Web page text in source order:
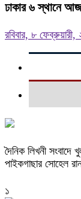
ঢাকার ৬ স্থানে
রবিবার, ৮
দৈনিক লিখনী সংবাদে
পাইকগাছার সোহেল
১